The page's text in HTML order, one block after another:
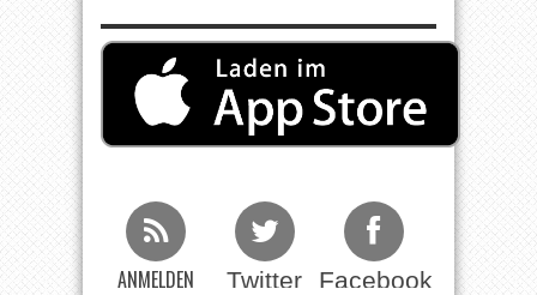
ANMELDEN Twitter Facebook